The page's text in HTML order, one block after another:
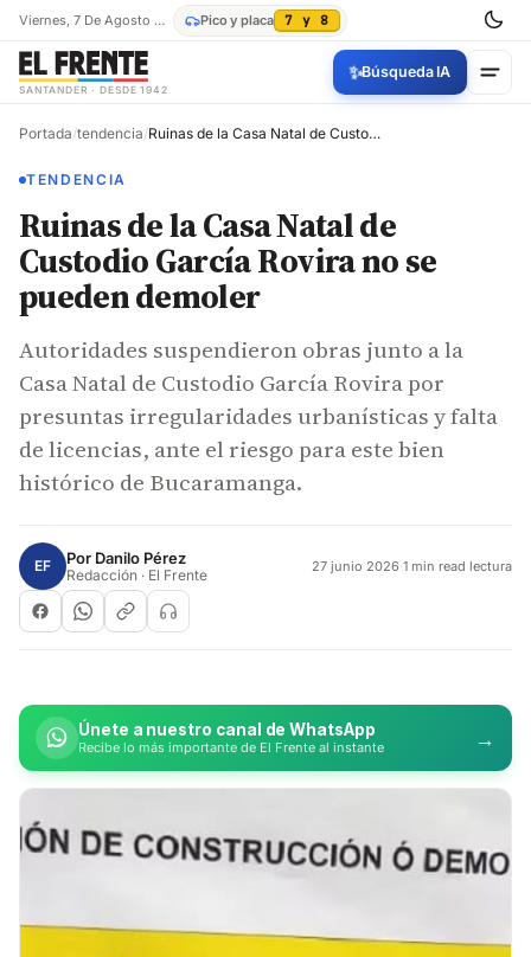
Viernes, 7 De Agosto De 2026 Pico y placa 7 y 8
SANTANDER · DESDE 1942
✨Búsqueda IA
Portada/tendencia/ Ruinas de la Casa Natal de Custodio García Rovira no se pueden demoler
TENDENCIA
Ruinas de la Casa Natal de
Custodio García Rovira no se
pueden demoler
Autoridades suspendieron obras junto a la
Casa Natal de Custodio García Rovira por
presuntas irregularidades urbanísticas y falta
de licencias, ante el riesgo para este bien
histórico de Bucaramanga.
EF Por Danilo Pérez
Redacción · El Frente 27 junio 2026·1 min read lectura
Únete a nuestro canal de WhatsApp
Recibe lo más importante de El Frente al instante →